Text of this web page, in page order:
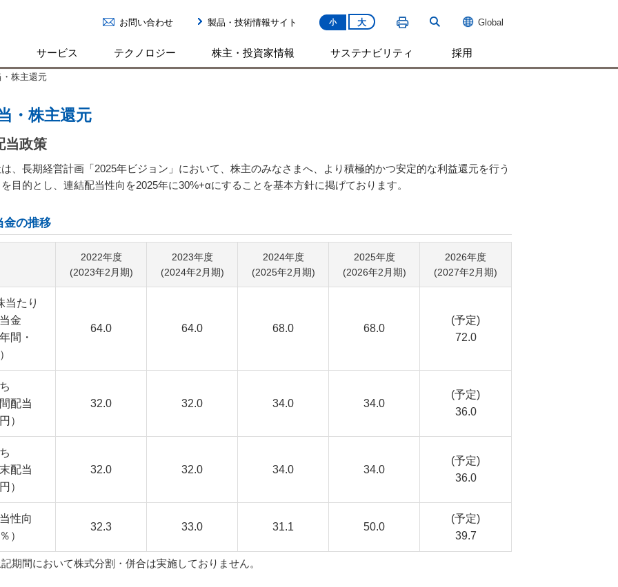
お問い合わせ 製品・技術情報サイト 小 大 Global
サービス テクノロジー 株主・投資家情報 サステナビリティ 採用
・株主還元
・株主還元
当政策
、長期経営計画「2025年ビジョン」において、株主のみなさまへ、より積極的かつ安定的な利益還元を行う
目的とし、連結配当性向を2025年に30%+αにすることを基本方針に掲げております。
金の推移
2022年度
(2023年2月期)
2023年度
(2024年2月期)
2024年度
(2025年2月期)
2025年度
(2026年2月期)
2026年度
(2027年2月期)
当たり
金
間・
64.0 64.0 68.0 68.0
(予定)
72.0
配当
）
32.0 32.0 34.0 34.0
(予定)
36.0
配当
）
32.0 32.0 34.0 34.0
(予定)
36.0
性向
）
32.3 33.0 31.1 50.0
(予定)
39.7
期間において株式分割・併合は実施しておりません。